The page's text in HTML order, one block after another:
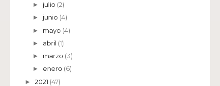
► julio (2)
► junio (4)
► mayo (4)
► abril (1)
► marzo (3)
► enero (6)
► 2021 (47)